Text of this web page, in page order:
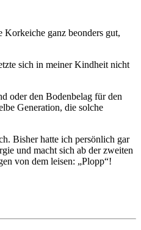
ganz beonders gut,
sich in meiner Kindheit nicht
oder den Bodenbelag für den
Generation, die solche
Bisher hatte ich persönlich gar
und macht sich ab der zweiten
von dem leisen: „Plopp“!